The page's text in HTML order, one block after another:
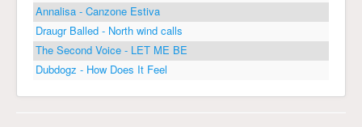
Annalisa - Canzone Estiva
Draugr Balled - North wind calls
The Second Voice - LET ME BE
Dubdogz - How Does It Feel